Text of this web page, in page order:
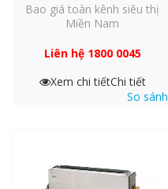
Bao giá toàn kênh siêu thị
Miền Nam
Liên hệ 1800 0045
Xem chi tiếtChi tiết
So sánh